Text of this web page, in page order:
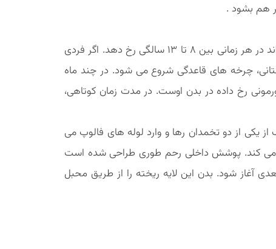
هم بشود .
یکی از اصلی ترین نگرانی ها برای دختران و والدین آنها زمان آغاز بلوغ است. زمان آغاز بلوغ بسیار متغیر است و می تواند در هر زمانی بین 8 تا 13 سالگی رخ دهد. اگر فردی
زا باشد .معمولا 2 تا 3 سال پس از آغاز تغییرات پستانی، چرخه های قاعدگی شروع می شود. در چند ماه
رخ داده در بدن اوست. در مدت زمان کوتاهی،
یکی از دو تخمدان رها و وارد لوله های فالوپ می
می کند. پوشش داخلی رحم طوری طراحی شده است
آغاز شود. بدن این لایه ریخته را از طریق محبل